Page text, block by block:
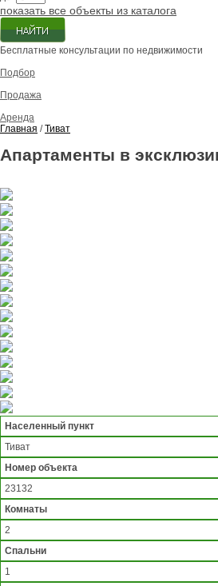
показать все объекты из каталога
Бесплатные консультации по недвижимости
Подбор
Продажа
Аренда
Главная /Тиват
Апартаменты в
Населенный пункт
Тиват
Номер объекта
23132
Комнаты
2
Спальни
1